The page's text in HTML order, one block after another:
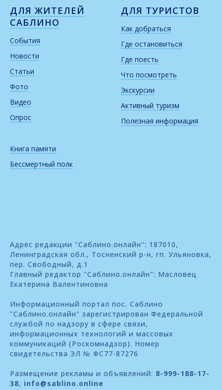
ДЛЯ ЖИТЕЛЕЙ
САБЛИНО
События
Новости
Статьи
Фото
Видео
Опрос
Книга памяти
Бессмертный полк
ДЛЯ ТУРИСТОВ
Как добраться
Где остановиться
Где поесть
Что посмотреть
Экскурсии
Активный туризм
Полезная информация
Адрес редакции "Саблино.онлайн": 187010,
Ленинградская обл., Тосненский р-н, гп. Ульяновка,
пер. Свободный, д.1
Главный редактор "Саблино.онлайн": Масловец
Екатерина Валентиновна
Информационный портал пос. Саблино
"Саблино.онлайн" зарегистрирован Федеральной
службой по надзору в сфере связи,
информационных технологий и массовых
коммуникаций (Роскомнадзор). Номер
свидетельства ЭЛ № ФС77-87276
Размещение рекламы и объявлений: 8-999-188-17-
38, info@sablino.online